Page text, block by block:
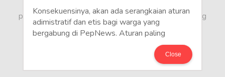
Konsekuensinya, akan ada serangkaian aturan
adimistratif dan etis bagi warga yang
bergabung di PepNews. Aturan paling
mendasar adalah setiap penulis wajib
menggunakan identitas asli sesuai kartu
keterangan penduduk. Demikian juga foto
Close
pandang tidak biasa, yang berbeda dari sudut pandang
berita media arus utama.